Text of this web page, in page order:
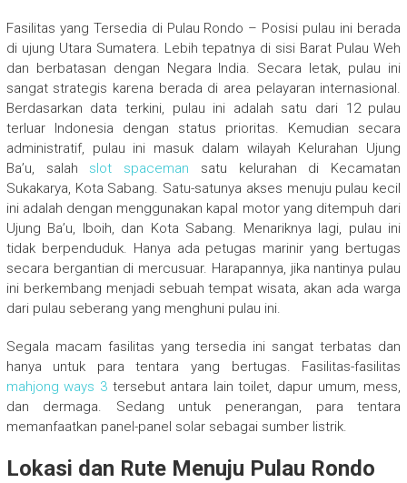
Fasilitas yang Tersedia di Pulau Rondo – Posisi pulau ini berada
di ujung Utara Sumatera. Lebih tepatnya di sisi Barat Pulau Weh
dan berbatasan dengan Negara India. Secara letak, pulau ini
sangat strategis karena berada di area pelayaran internasional.
Berdasarkan data terkini, pulau ini adalah satu dari 12 pulau
terluar Indonesia dengan status prioritas. Kemudian secara
administratif, pulau ini masuk dalam wilayah Kelurahan Ujung
Ba’u, salah slot spaceman satu kelurahan di Kecamatan
Sukakarya, Kota Sabang. Satu-satunya akses menuju pulau kecil
ini adalah dengan menggunakan kapal motor yang ditempuh dari
Ujung Ba’u, Iboih, dan Kota Sabang. Menariknya lagi, pulau ini
tidak berpenduduk. Hanya ada petugas marinir yang bertugas
secara bergantian di mercusuar. Harapannya, jika nantinya pulau
ini berkembang menjadi sebuah tempat wisata, akan ada warga
dari pulau seberang yang menghuni pulau ini.
Segala macam fasilitas yang tersedia ini sangat terbatas dan
hanya untuk para tentara yang bertugas. Fasilitas-fasilitas
mahjong ways 3tersebut antara lain toilet, dapur umum, mess,
dan dermaga. Sedang untuk penerangan, para tentara
memanfaatkan panel-panel solar sebagai sumber listrik.
Lokasi dan Rute Menuju Pulau Rondo